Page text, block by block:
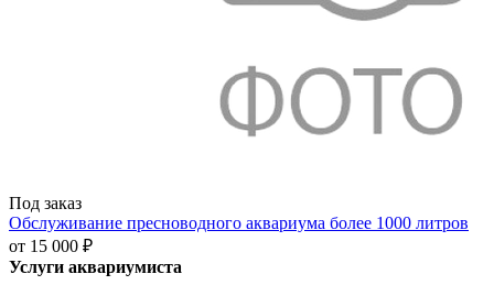
Под заказ
Обслуживание пресноводного аквариума более 1000 литров
от 15 000 ₽
Услуги аквариумиста